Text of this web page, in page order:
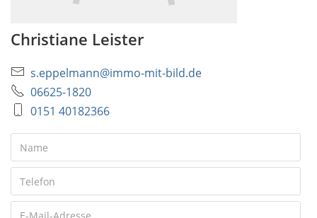
Christiane Leister
s.eppelmann@immo-mit-bild.de
06625-1820
0151 40182366